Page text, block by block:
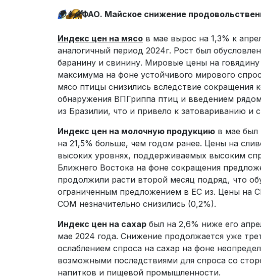
🌍👩‍🌾ФАО. Майское снижение
Индекс цен на мясо в мае вырос на 1,3% к
аналогичный период 2024г. Рост был
баранину и свинину. Мировые цены на говядину
максимума на фоне устойчивого мирового
мясо птицы снизились вследствие сокращения
обнаружения ВПГриппа птиц и введением
из Бразилии, что и привело к затовариванию и
Индекс цен на молочную продукцию в мае был
на 21,5% больше, чем годом ранее. Цены на
высоких уровнях, поддерживаемых высоким
Ближнего Востока на фоне сокращения
продолжили расти второй месяц подряд, что
ограниченным предложением в ЕС из. Цены на
СОМ незначительно снизились (0,2%).
Индекс цен на сахар был на 2,6% ниже его
мае 2024 года. Снижение продолжается уже
ослаблением спроса на сахар на фоне
возможными последствиями для спроса со
напитков и пищевой промышленности.